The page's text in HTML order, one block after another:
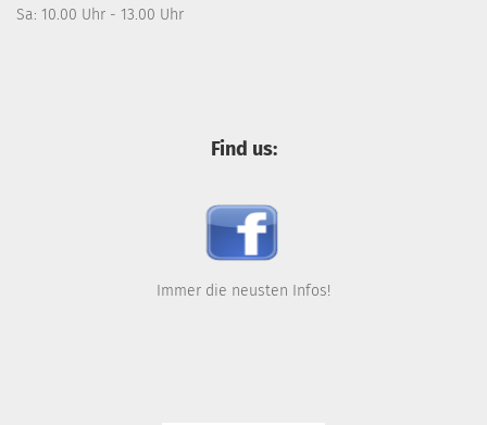
Sa: 10.00 Uhr - 13.00 Uhr
Find us:
Immer die neusten Infos!